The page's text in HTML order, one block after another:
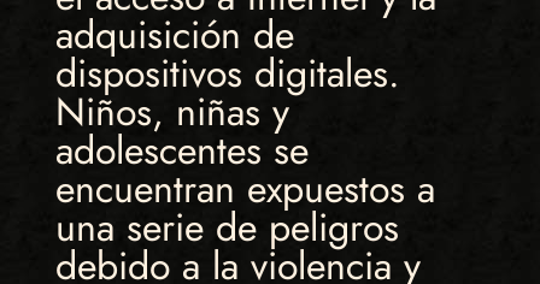
adquisición de
dispositivos digitales.
Niños, niñas y
adolescentes se
encuentran expuestos a
una serie de peligros
debido a la violencia y